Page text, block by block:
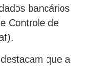
bancários
Controle de
que a